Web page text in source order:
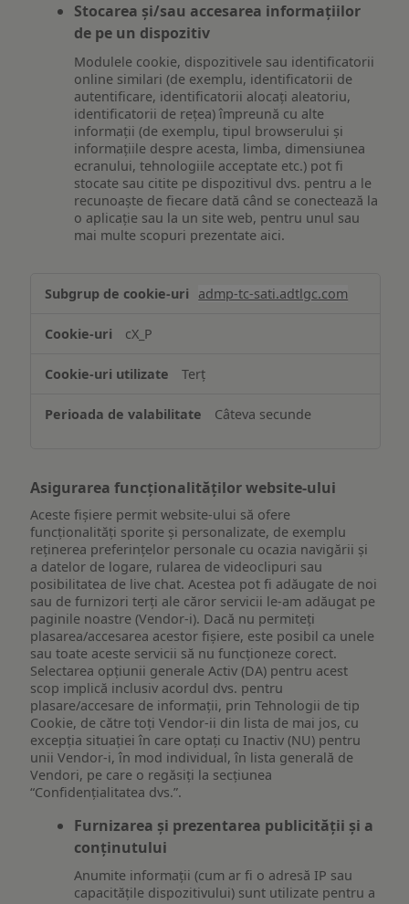
Stocarea și/sau accesarea informațiilor
de pe un dispozitiv
Modulele cookie, dispozitivele sau identificatorii
online similari (de exemplu, identificatorii de
autentificare, identificatorii alocați aleatoriu,
identificatorii de rețea) împreună cu alte
informații (de exemplu, tipul browserului și
informațiile despre acesta, limba, dimensiunea
ecranului, tehnologiile acceptate etc.) pot fi
stocate sau citite pe dispozitivul dvs. pentru a le
recunoaște de fiecare dată când se conectează la
o aplicație sau la un site web, pentru unul sau
mai multe scopuri prezentate aici.
și/sau
informațiilor
pe
dispozitiv
admp-tc-sati.adtlgc.com
cX_P
Terț
Câteva secunde
Asigurarea funcționalităților website-ului
Aceste fișiere permit website-ului să ofere
funcționalități sporite și personalizate, de exemplu
reţinerea preferinţelor personale cu ocazia navigării și
a datelor de logare, rularea de videoclipuri sau
posibilitatea de live chat. Acestea pot fi adăugate de noi
sau de furnizori terți ale căror servicii le-am adăugat pe
paginile noastre (Vendor-i). Dacă nu permiteți
plasarea/accesarea acestor fișiere, este posibil ca unele
sau toate aceste servicii să nu funcționeze corect.
Selectarea opțiunii generale Activ (DA) pentru acest
scop implică inclusiv acordul dvs. pentru
plasare/accesare de informații, prin Tehnologii de tip
Cookie, de către toți Vendor-ii din lista de mai jos, cu
excepția situației în care optați cu Inactiv (NU) pentru
unii Vendor-i, în mod individual, în lista generală de
Vendori, pe care o regăsiți la secțiunea
“Confidențialitatea dvs.”.
Furnizarea și prezentarea publicității și a
conținutului
Anumite informații (cum ar fi o adresă IP sau
capacitățile dispozitivului) sunt utilizate pentru a